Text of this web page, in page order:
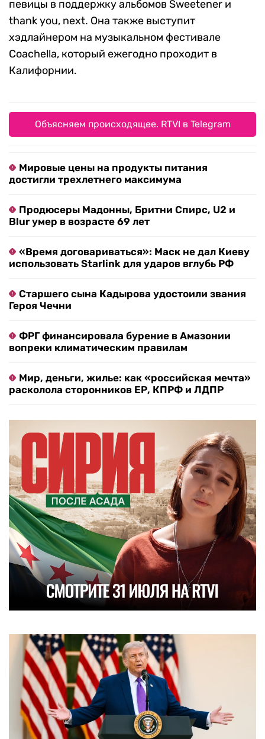
певицы в поддержку альбомов Sweetener и
thank you, next. Она также выступит
хэдлайнером на музыкальном фестивале
Coachella, который ежегодно проходит в
Калифорнии.
Объясняем происходящее. RTVI в Telegram
Мировые цены на продукты питания
достигли трехлетнего максимума
Продюсеры Мадонны, Бритни Спирс, U2 и
Blur умер в возрасте 69 лет
«Время договариваться»: Маск не дал Киеву
использовать Starlink для ударов вглубь РФ
Старшего сына Кадырова удостоили звания
Героя Чечни
ФРГ финансировала бурение в Амазонии
вопреки климатическим правилам
Мир, деньги, жилье: как «российская мечта»
расколола сторонников ЕР, КПРФ и ЛДПР